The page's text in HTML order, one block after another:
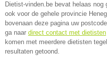
Dietist-vinden.be bevat helaas nog
ook voor de gehele provincie
bovenaan deze pagina uw
ga naar direct contact met dietisten
komen met meerdere dietisten
resultaten getoond.